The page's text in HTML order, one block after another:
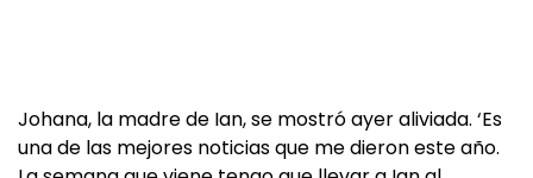
Johana, la madre de Ian, se mostró ayer aliviada. ‘Es
una de las mejores noticias que me dieron este año.